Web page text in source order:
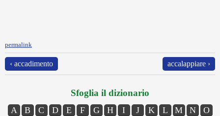
permalink
‹ accadimento accalappiare ›
Sfoglia il dizionario
A B C D E F G H I J K L M N
O